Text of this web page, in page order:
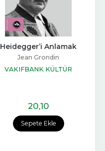
Sepete Ekle
Heidegger’i Anlamak
Jean Grondin
VAKIFBANK KÜLTÜR
20,10